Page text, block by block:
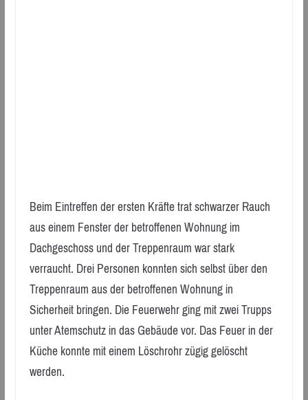
Beim Eintreffen der ersten Kräfte trat schwarzer Rauch
aus einem Fenster der betroffenen Wohnung im
Dachgeschoss und der Treppenraum war stark
verraucht. Drei Personen konnten sich selbst über den
Treppenraum aus der betroffenen Wohnung in
Sicherheit bringen. Die Feuerwehr ging mit zwei Trupps
unter Atemschutz in das Gebäude vor. Das Feuer in der
Küche konnte mit einem Löschrohr zügig gelöscht
werden.